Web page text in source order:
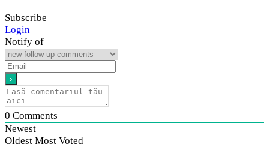
Subscribe
Login
Notify of
0 Comments
Newest
Oldest Most Voted